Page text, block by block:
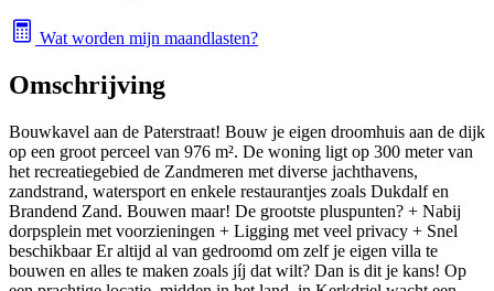
Wat worden mijn maandlasten?
Omschrijving
Bouwkavel aan de Paterstraat! Bouw je eigen droomhuis aan de dijk
op een groot perceel van 976 m². De woning ligt op 300 meter van
het recreatiegebied de Zandmeren met diverse jachthavens,
zandstrand, watersport en enkele restaurantjes zoals Dukdalf en
Brandend Zand. Bouwen maar! De grootste pluspunten? + Nabij
dorpsplein met voorzieningen + Ligging met veel privacy + Snel
beschikbaar Er altijd al van gedroomd om zelf je eigen villa te
bouwen en alles te maken zoals jíj dat wilt? Dan is dit je kans! Op